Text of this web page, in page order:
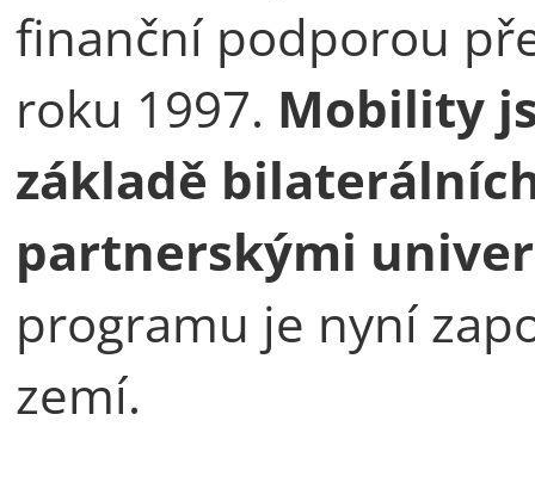
finanční podporou
roku 1997. Mobility
základě
partnerskými
programu je nyní
zemí.